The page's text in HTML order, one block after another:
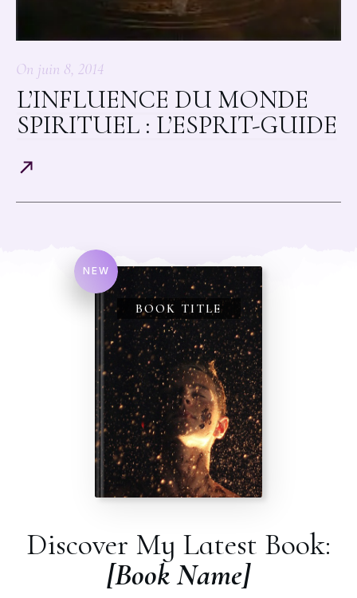
On juin 8, 2014
L’INFLUENCE DU MONDE
SPIRITUEL : L’ESPRIT-GUIDE
Discover My Latest Book:
[Book Name]
NEW
BOOK TITLE